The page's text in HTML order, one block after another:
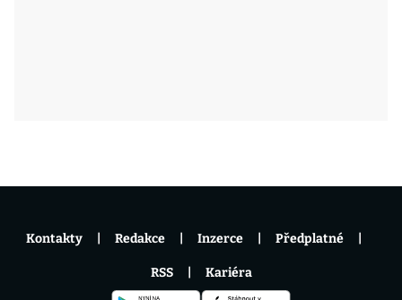
Kontakty Redakce Inzerce Předplatné
RSS Kariéra